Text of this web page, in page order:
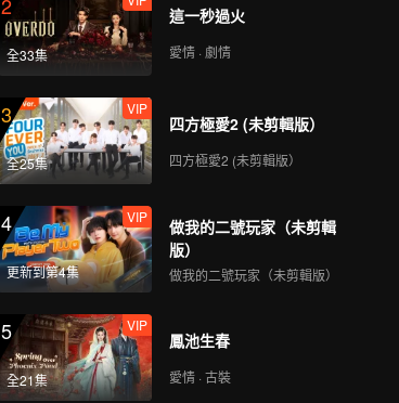
全33集
這一秒過火
愛情 · 劇情
3
全25集
VIP
四方極愛2 (未剪輯版）
四方極愛2 (未剪輯版）
4
更新到第4集
VIP
做我的二號玩家（未剪輯
版）
做我的二號玩家（未剪輯版）
5
全21集
VIP
鳳池生春
愛情 · 古裝